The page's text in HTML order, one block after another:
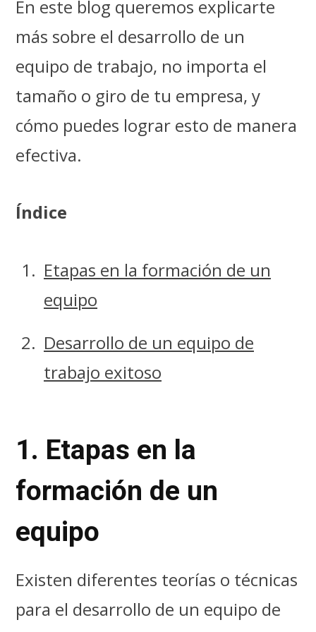
En este blog queremos explicarte
más sobre el desarrollo de un
equipo de trabajo, no importa el
tamaño o giro de tu empresa, y
cómo puedes lograr esto de manera
efectiva.
Índice
Etapas en la formación de un
equipo
Desarrollo de un equipo de
trabajo exitoso
1. Etapas en la
formación de un
equipo
Existen diferentes teorías o técnicas
para el desarrollo de un equipo de